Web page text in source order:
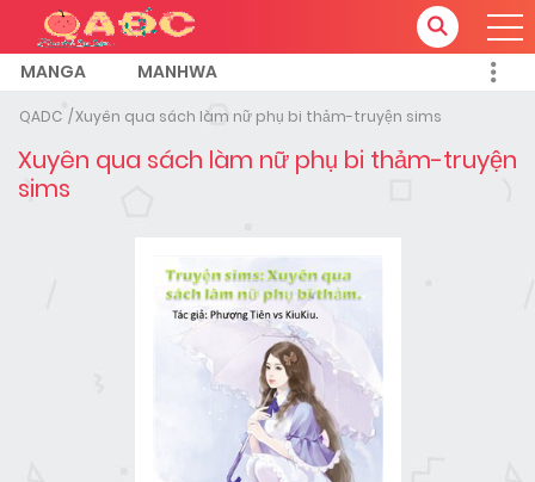
MANGA MANHWA
QADC Xuyên qua sách làm nữ phụ bi thảm-truyện sims
Xuyên qua sách làm nữ phụ bi thảm-truyện
sims